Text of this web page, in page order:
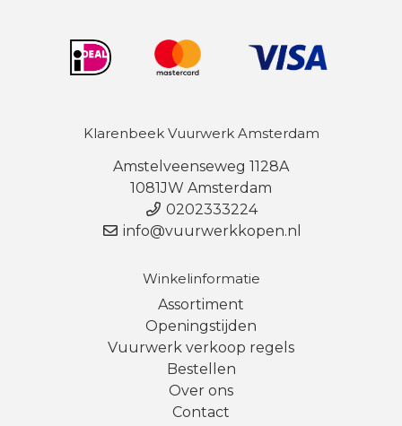
Klarenbeek Vuurwerk Amsterdam
Amstelveenseweg 1128A
1081JW Amsterdam
0202333224
info@vuurwerkkopen.nl
Winkelinformatie
Assortiment
Openingstijden
Vuurwerk verkoop regels
Bestellen
Over ons
Contact